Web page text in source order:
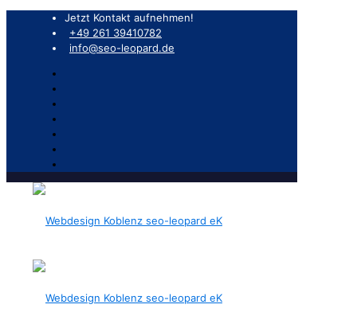
Jetzt Kontakt aufnehmen!
+49 261 39410782
info@seo-leopard.de